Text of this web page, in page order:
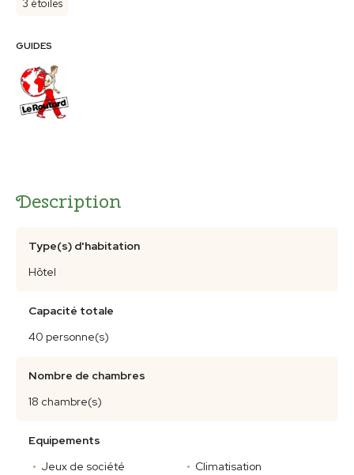
3 étoiles
GUIDES
Description
Type(s) d'habitation
Hôtel
Capacité totale
40 personne(s)
Nombre de chambres
18 chambre(s)
Equipements
Jeux de société
Climatisation